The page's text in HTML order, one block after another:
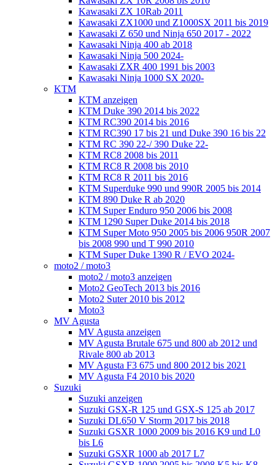
Kawasaki ZX 10Rab 2011
Kawasaki ZX1000 und Z1000SX 2011 bis 2019
Kawasaki Z 650 und Ninja 650 2017 - 2022
Kawasaki Ninja 400 ab 2018
Kawasaki Ninja 500 2024-
Kawasaki ZXR 400 1991 bis 2003
Kawasaki Ninja 1000 SX 2020-
KTM
KTM anzeigen
KTM Duke 390 2014 bis 2022
KTM RC390 2014 bis 2016
KTM RC390 17 bis 21 und Duke 390 16 bis 22
KTM RC 390 22-/ 390 Duke 22-
KTM RC8 2008 bis 2011
KTM RC8 R 2008 bis 2010
KTM RC8 R 2011 bis 2016
KTM Superduke 990 und 990R 2005 bis 2014
KTM 890 Duke R ab 2020
KTM Super Enduro 950 2006 bis 2008
KTM 1290 Super Duke 2014 bis 2018
KTM Super Moto 950 2005 bis 2006 950R 2007
bis 2008 990 und T 990 2010
KTM Super Duke 1390 R / EVO 2024-
moto2 / moto3
moto2 / moto3 anzeigen
Moto2 GeoTech 2013 bis 2016
Moto2 Suter 2010 bis 2012
Moto3
MV Agusta
MV Agusta anzeigen
MV Agusta Brutale 675 und 800 ab 2012 und
Rivale 800 ab 2013
MV Agusta F3 675 und 800 2012 bis 2021
MV Agusta F4 2010 bis 2020
Suzuki
Suzuki anzeigen
Suzuki GSX-R 125 und GSX-S 125 ab 2017
Suzuki DL650 V Storm 2017 bis 2018
Suzuki GSXR 1000 2009 bis 2016 K9 und L0
bis L6
Suzuki GSXR 1000 ab 2017 L7